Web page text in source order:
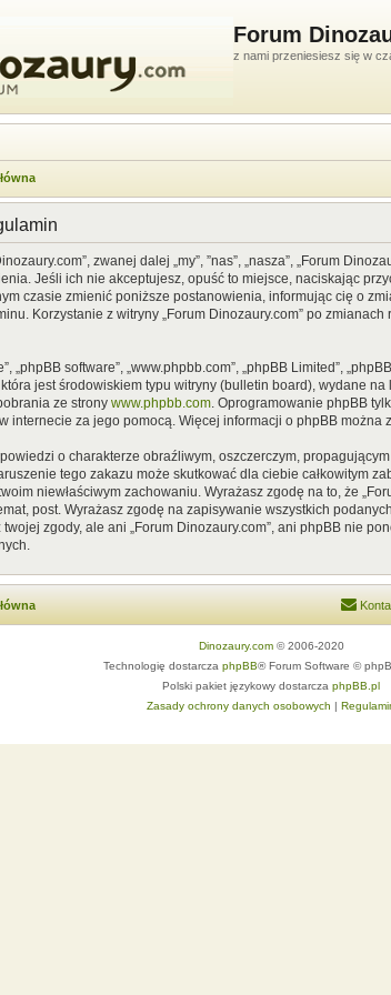
Forum
z nami przeniesiesz się w
zwanej dalej „my”, ”nas”, „nasza”, „Forum
Jeśli ich nie akceptujesz, opuść to miejsce, naciskając
czasie zmienić poniższe postanowienia, informując cię o
Korzystanie z witryny „Forum Dinozaury.com” po
„phpBB software”, „www.phpbb.com”, „phpBB Limited”,
jest środowiskiem typu witryny (bulletin board), wydane na
ze strony www.phpbb.com. Oprogramowanie phpBB
internecie za jego pomocą. Więcej informacji o phpBB można
o charakterze obraźliwym, oszczerczym,
tego zakazu może skutkować dla ciebie całkowitym
niewłaściwym zachowaniu. Wyrażasz zgodę na to, że
post. Wyrażasz zgodę na zapisywanie wszystkich
zgody, ale ani „Forum Dinozaury.com”, ani phpBB nie
Dinozaury.com© 2006-2020
Technologię dostarcza phpBB® Forum Software ©
Polski pakiet językowy dostarcza phpBB.pl
Zasady ochrony danych osobowych |